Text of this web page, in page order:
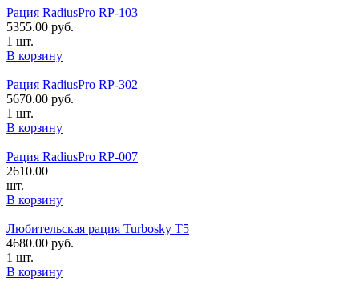
Рация RadiusPro RP-103
5355.00 руб.
1 шт.
В корзину
Рация RadiusPro RP-302
5670.00 руб.
1 шт.
В корзину
Рация RadiusPro RP-007
2610.00
шт.
В корзину
Любительская рация Turbosky T5
4680.00 руб.
1 шт.
В корзину